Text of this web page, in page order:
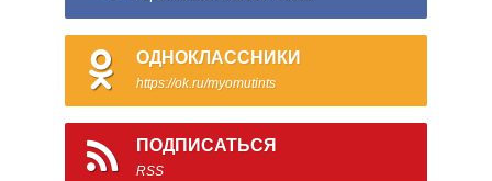
ОДНОКЛАССНИКИ
https://ok.ru/myomutints
ПОДПИСАТЬСЯ
RSS